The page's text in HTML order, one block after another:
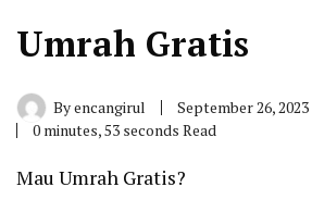
Umrah Gratis
Byencangirul September 26, 2023
0 minutes, 53 seconds Read
Mau Umrah Gratis?